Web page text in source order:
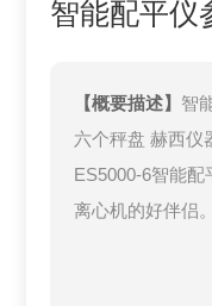
智能配平仪
【概要描述】 智
六个秤盘 赫西仪
ES5000-6智能配
离心机的好伴侣。